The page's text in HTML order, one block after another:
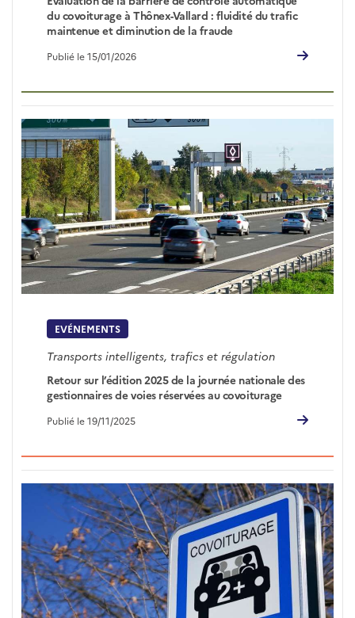
du covoiturage à Thônex-Vallard : fluidité du trafic
maintenue et diminution de la fraude
Publié le 15/01/2026
EVÉNEMENTS
Transports intelligents, trafics et régulation
Retour sur l’édition 2025 de la journée nationale des
gestionnaires de voies réservées au covoiturage
Publié le 19/11/2025